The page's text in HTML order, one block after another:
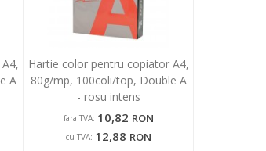
A
Hartie color pentru copiator A4,
80g/mp, 100coli/top, Double A
- rosu intens
fara TVA: 10,82 RON
cu TVA: 12,88 RON